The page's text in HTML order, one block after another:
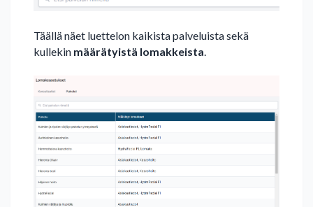
Täällä näet luettelon kaikista palveluista sekä
kullekin määrätyistä lomakkeista.